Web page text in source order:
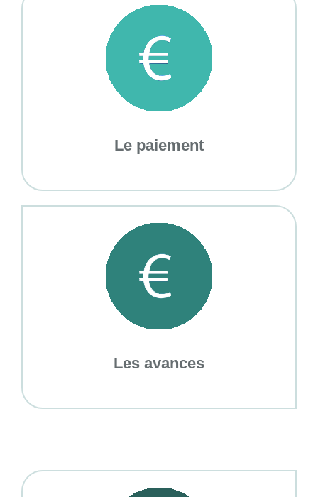
Le paiement
Les avances